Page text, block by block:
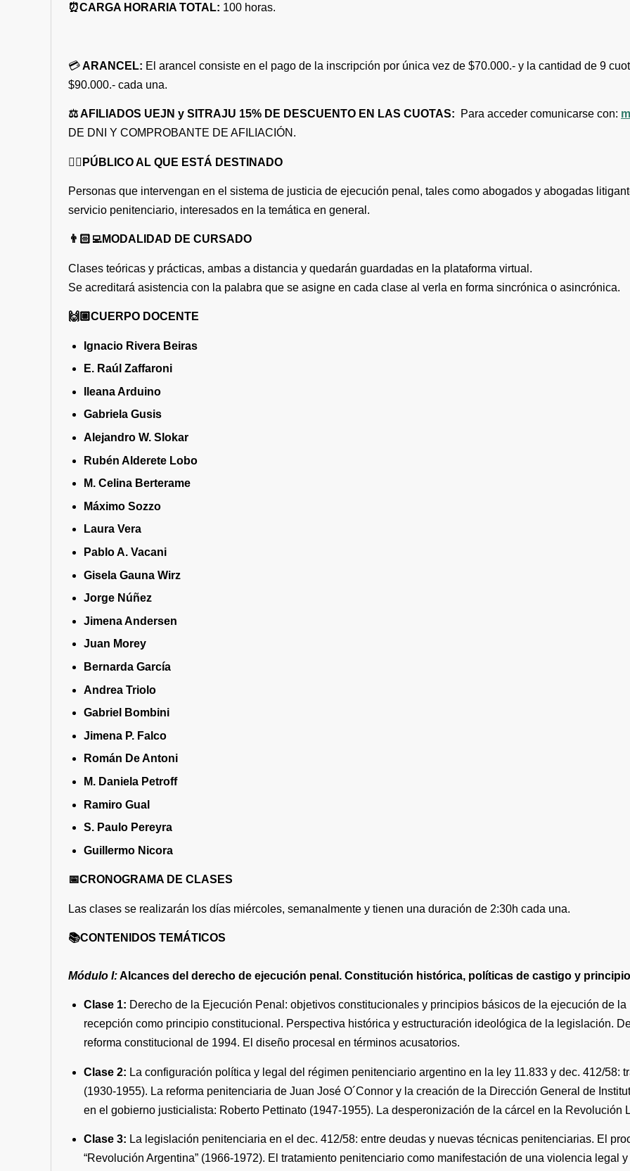
⏰CARGA HORARIA TOTAL: 100 horas.
💳ARANCEL: El arancel consiste en el pago de la inscripción por única vez de $70.000.- y la cantidad de 9
$90.000.- cada una.
⚖ AFILIADOS UEJN y SITRAJU 15% DE DESCUENTO EN LAS CUOTAS: Para acceder comunicarse con:
DE DNI Y COMPROBANTE DE AFILIACIÓN.
👉🏼PÚBLICO AL QUE ESTÁ DESTINADO
Personas que intervengan en el sistema de justicia de ejecución penal, tales como abogados y abogadas
servicio penitenciario, interesados en la temática en general.
👨🏻‍💻MODALIDAD DE CURSADO
Clases teóricas y prácticas, ambas a distancia y quedarán guardadas en la plataforma virtual.
Se acreditará asistencia con la palabra que se asigne en cada clase al verla en forma sincrónica o asincrónica.
🙌🏼CUERPO DOCENTE
Ignacio Rivera Beiras
E. Raúl Zaffaroni
Ileana Arduino
Gabriela Gusis
Alejandro W. Slokar
Rubén Alderete Lobo
M. Celina Berterame
Máximo Sozzo
Laura Vera
Pablo A. Vacani
Gisela Gauna Wirz
Jorge Núñez
Jimena Andersen
Juan Morey
Bernarda García
Andrea Triolo
Gabriel Bombini
Jimena P. Falco
Román De Antoni
M. Daniela Petroff
Ramiro Gual
S. Paulo Pereyra
Guillermo Nicora
📅CRONOGRAMA DE CLASES
Las clases se realizarán los días miércoles, semanalmente y tienen una duración de 2:30h cada una.
📚CONTENIDOS TEMÁTICOS
Módulo I:Alcances del derecho de ejecución penal . Constitución histórica, políticas de castigo y
Clase 1: Derecho de la Ejecución Penal: objetivos constitucionales y principios básicos de la ejecución de
recepción como principio constitucional. Perspectiva histórica y estructuración ideológica de la legislación.
reforma constitucional de 1994. El diseño procesal en términos acusatorios.
Clase 2: La configuración política y legal del régimen penitenciario argentino en la ley 11.833 y dec. 412/58:
(1930-1955). La reforma penitenciaria de Juan José O´Connor y la creación de la Dirección General de
en el gobierno justicialista: Roberto Pettinato (1947-1955). La desperonización de la cárcel en la Revolución
Clase 3: La legislación penitenciaria en el dec. 412/58: entre deudas y nuevas técnicas penitenciarias. El
“Revolución Argentina” (1966-1972). El tratamiento penitenciario como manifestación de una violencia legal